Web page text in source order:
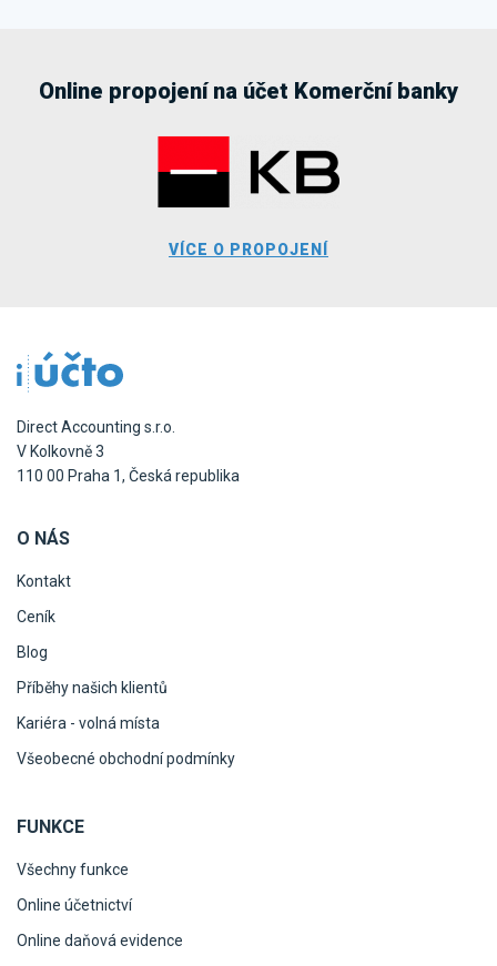
Online propojení na účet Komerční banky
VÍCE O PROPOJENÍ
Direct Accounting s.r.o.
V Kolkovně 3
110 00 Praha 1, Česká republika
O NÁS
Kontakt
Ceník
Blog
Příběhy našich klientů
Kariéra - volná místa
Všeobecné obchodní podmínky
FUNKCE
Všechny funkce
Online účetnictví
Online daňová evidence